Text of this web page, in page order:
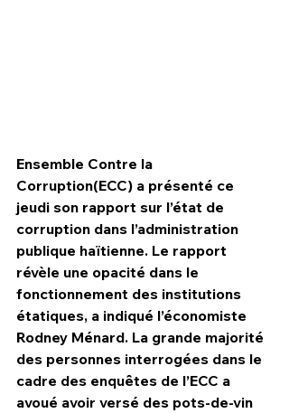
HPN Live
Ensemble Contre la
Corruption(ECC) a présenté ce
jeudi son rapport sur l’état de
corruption dans l’administration
publique haïtienne. Le rapport
révèle une opacité dans le
fonctionnement des institutions
étatiques, a indiqué l’économiste
Rodney Ménard. La grande majorité
des personnes interrogées dans le
cadre des enquêtes de l’ECC a
avoué avoir versé des pots-de-vin